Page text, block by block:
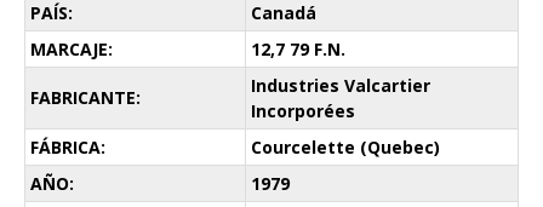
PAÍS:
Canadá
MARCAJE:
12,7 79 F.N.
FABRICANTE:
Industries Valcartier
Incorporées
FÁBRICA:
Courcelette (Quebec)
AÑO:
1979